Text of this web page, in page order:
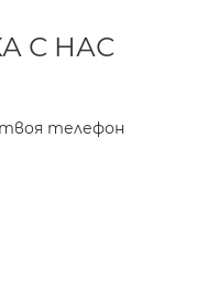
С НАС
твоя телефон